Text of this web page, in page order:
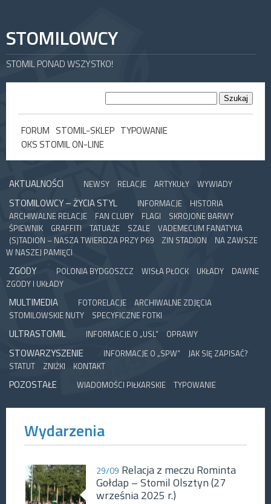
STOMILOWCY
STOMIL PONAD WSZYSTKO!
FORUM STOMIL-SKLEP TYPOWANIE
OKS STOMIL ON-LINE
AKTUALNOŚCI NEWSY RELACJE ARTYKUŁY WYWIADY
STOMILOWCY – ŻYCIA STYL INFORMACJE
HISTORIA
ARCHIWALNE RELACJE
FAN CLUBY FLAGI
SKROJONE BARWY
ŚPIEWNIK
GRAFFITI TATUAŻE SZALE
VADEMECUM FANATYKA
(S)TADION – NASZA TWIERDZA PRZY P69
ZIN STADION
NA ZAWSZE
W NASZEJ PAMIĘCI
ZGODY POLONIA BYDGOSZCZ WISŁA PŁOCK UKŁADY
DAWNE
ZGODY I UKŁADY
MULTIMEDIA FOTORELACJE
ARCHIWALNE ZDJĘCIA
STOMILOWSKIE NUTY
SPECYFICZNE FOTKI
ULTRASTOMIL INFORMACJE O „USL” OPRAWY
STOWARZYSZENIE INFORMACJE O „SPW”
JAK SIĘ ZAPISAĆ?
STATUT
ZNIŻKI KONTAKT
POZOSTAŁE WIADOMOŚCI PIŁKARSKIE TYPOWANIE
Wydarzenia
29/09 Relacja z meczu Rominta
Gołdap – Stomil Olsztyn (27
września 2025 r.)